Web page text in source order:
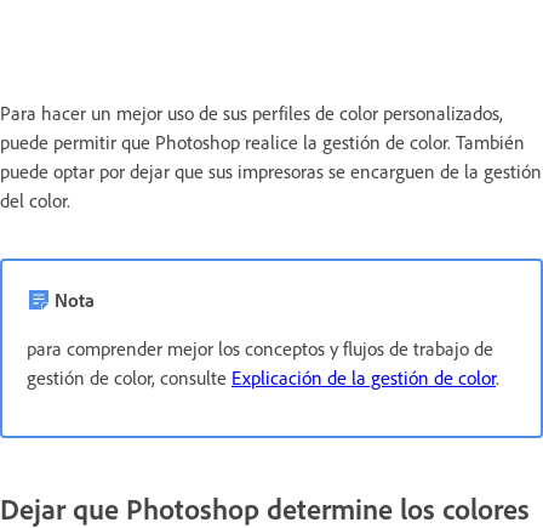
Para hacer un mejor uso de sus perfiles de color personalizados,
puede permitir que Photoshop realice la gestión de color. También
puede optar por dejar que sus impresoras se encarguen de la gestión
del color.
Nota
para comprender mejor los conceptos y flujos de trabajo de
gestión de color, consulte Explicación de la gestión de color.
Dejar que Photoshop determine los colores